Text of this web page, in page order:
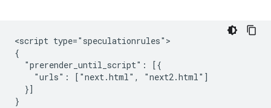
<script type="speculationrules">
{
  "prerender_until_script": [{
    "urls": ["next.html", "next2.html"]
  }]
}